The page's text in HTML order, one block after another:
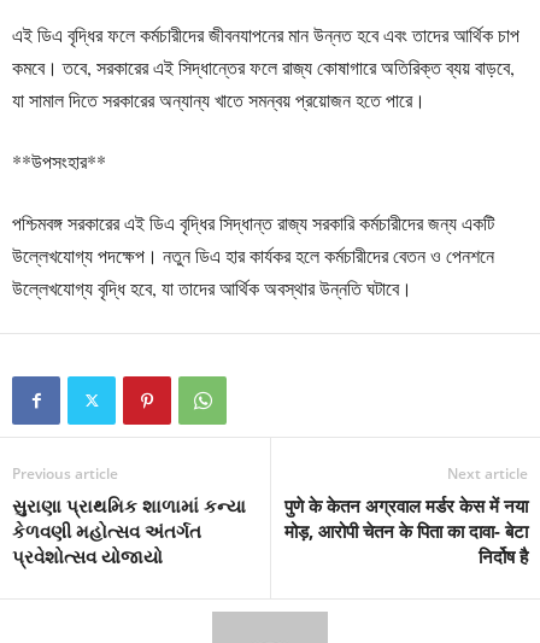
এই ডিএ বৃদ্ধির ফলে কর্মচারীদের জীবনযাপনের মান উন্নত হবে এবং তাদের আর্থিক চাপ
কমবে। তবে, সরকারের এই সিদ্ধান্তের ফলে রাজ্য কোষাগারে অতিরিক্ত ব্যয় বাড়বে,
যা সামাল দিতে সরকারের অন্যান্য খাতে সমন্বয় প্রয়োজন হতে পারে।
**উপসংহার**
পশ্চিমবঙ্গ সরকারের এই ডিএ বৃদ্ধির সিদ্ধান্ত রাজ্য সরকারি কর্মচারীদের জন্য একটি
উল্লেখযোগ্য পদক্ষেপ। নতুন ডিএ হার কার্যকর হলে কর্মচারীদের বেতন ও পেনশনে
উল্লেখযোগ্য বৃদ্ধি হবে, যা তাদের আর্থিক অবস্থার উন্নতি ঘটাবে।
Previous article
સુરાણા પ્રાથમિક શાળામાં કન્યા
કેળવણી મહોત્સવ અંતર્ગત
પ્રવેશોત્સવ યોજાયો
Next article
पुणे के केतन अग्रवाल मर्डर केस में नया
मोड़, आरोपी चेतन के पिता का दावा- बेटा
निर्दोष है